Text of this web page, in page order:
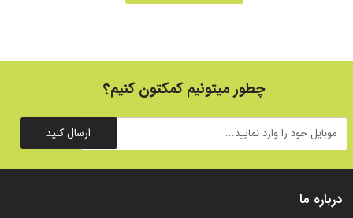
درباره ما
چطور میتونیم کمکتون کنیم؟
ارسال کنید